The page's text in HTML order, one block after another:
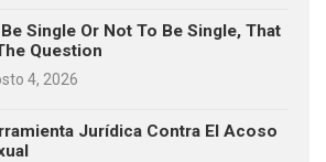
Single Or Not To Be Single, That
Question
4, 2026
Jurídica Contra El Acoso